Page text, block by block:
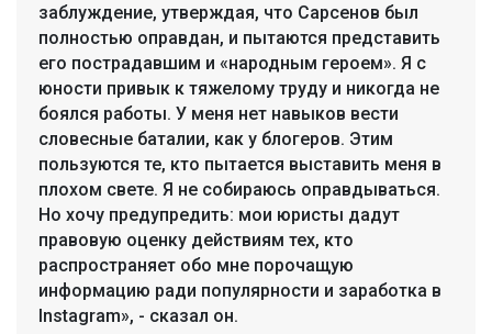
заблуждение, утверждая, что Сарсенов был
полностью оправдан, и пытаются представить
его пострадавшим и «народным героем». Я с
юности привык к тяжелому труду и никогда не
боялся работы. У меня нет навыков вести
словесные баталии, как у блогеров. Этим
пользуются те, кто пытается выставить меня в
плохом свете. Я не собираюсь оправдываться.
Но хочу предупредить: мои юристы дадут
правовую оценку действиям тех, кто
распространяет обо мне порочащую
информацию ради популярности и заработка в
Instagram», - сказал он.